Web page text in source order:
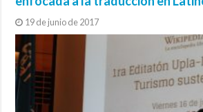
19 de junio de 2017